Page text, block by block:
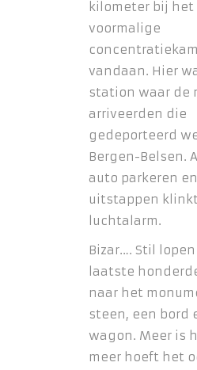
kilometer bij het
voormalige
vandaan. Hier
station waar de
arriveerden die
gedeporteerd
Bergen-Belsen.
auto parkeren en
uitstappen
luchtalarm.
Bizar…. Stil
laatste
naar het
steen, een bord
wagon. Meer is
meer hoeft het